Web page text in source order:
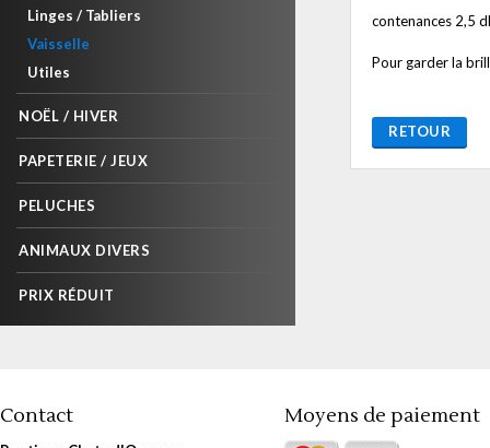
Linges / Tabliers
Vaisselle
Utiles
NOËL / HIVER
PAPETERIE / JEUX
PELUCHES
ANIMAUX DIVERS
PRIX RÉDUIT
contenances 2,5
Pour garder la
RETOUR
Contact Moyens de paiement